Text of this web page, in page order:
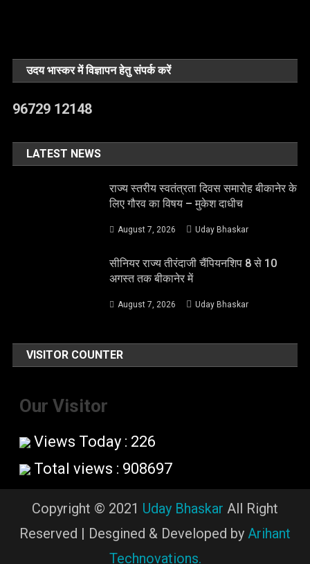
उदय भास्कर में विज्ञापन हेतु संपर्क करें
96729 12148
LATEST NEWS
राज्य स्तरीय स्वतंत्रता दिवस समारोह बीकानेर के
लिए गौरव का विषय – मुकेश दाधीच
August 7, 2026 Uday Bhaskar
सीनियर राज्य तीरंदाजी चैंपियनशिप 8 से 10
अगस्त तक बीकानेर में
August 7, 2026 Uday Bhaskar
VISITOR COUNTER
Our Visitor
Views Today : 226
Total views : 908697
Copyright © 2021 Uday Bhaskar All Right
Reserved | Desgined & Developed by Arihant
Technovations.